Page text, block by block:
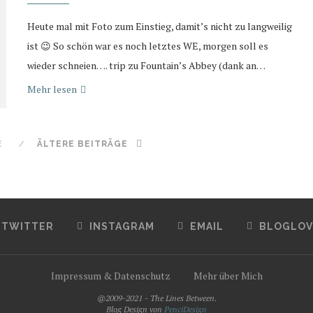
Heute mal mit Foto zum Einstieg, damit’s nicht zu langweilig
ist 😉 So schön war es noch letztes WE, morgen soll es
wieder schneien…. trip zu Fountain’s Abbey (dank an…
Mehr lesen
ÄLTERE BEITRÄGE
TWITTER INSTAGRAM EMAIL
Impressum & Datenschutz Mehr über Mich
@2009-2021 - The Lines Between.
Blog Design von PenciDesign